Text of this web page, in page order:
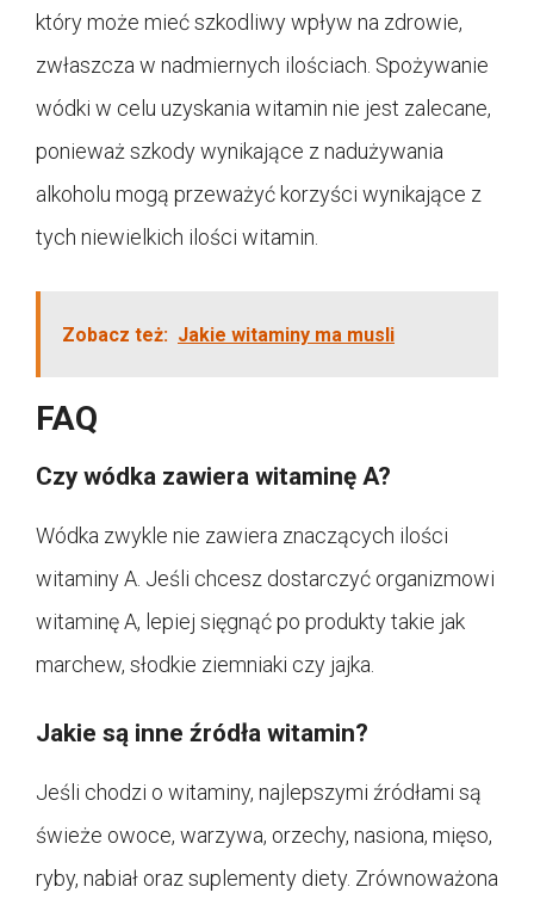
który może mieć szkodliwy wpływ na zdrowie,
zwłaszcza w nadmiernych ilościach. Spożywanie
wódki w celu uzyskania witamin nie jest zalecane,
ponieważ szkody wynikające z nadużywania
alkoholu mogą przeważyć korzyści wynikające z
tych niewielkich ilości witamin.
Zobacz też: Jakie witaminy ma musli
FAQ
Czy wódka zawiera witaminę A?
Wódka zwykle nie zawiera znaczących ilości
witaminy A. Jeśli chcesz dostarczyć organizmowi
witaminę A, lepiej sięgnąć po produkty takie jak
marchew, słodkie ziemniaki czy jajka.
Jakie są inne źródła witamin?
Jeśli chodzi o witaminy, najlepszymi źródłami są
świeże owoce, warzywa, orzechy, nasiona, mięso,
ryby, nabiał oraz suplementy diety. Zrównoważona